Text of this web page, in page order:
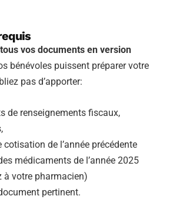
tous vos documents en version
bénévoles puissent préparer votre
pas d’apporter:
de renseignements fiscaux,
cotisation de l’année précédente
médicaments de l’année 2025
à votre pharmacien)
pertinent.